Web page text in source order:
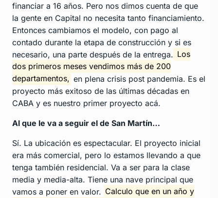
financiar a 16 años. Pero nos dimos cuenta de que
la gente en Capital no necesita tanto financiamiento.
Entonces cambiamos el modelo, con pago al
contado durante la etapa de construcción y si es
necesario, una parte después de la entrega. Los
dos primeros meses vendimos más de 200
departamentos, en plena crisis post pandemia. Es el
proyecto más exitoso de las últimas décadas en
CABA y es nuestro primer proyecto acá.
Al que le va a seguir el de San Martín…
Sí. La ubicación es espectacular. El proyecto inicial
era más comercial, pero lo estamos llevando a que
tenga también residencial. Va a ser para la clase
media y media-alta. Tiene una nave principal que
vamos a poner en valor. Calculo que en un año y